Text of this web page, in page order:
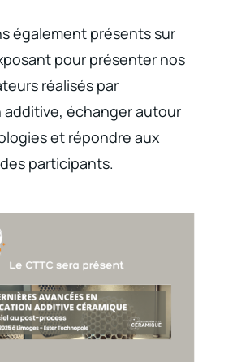
également présents sur
pour présenter nos
réalisés par
échanger autour
et répondre aux
participants.